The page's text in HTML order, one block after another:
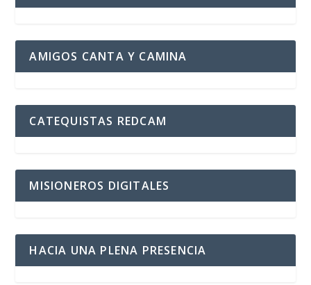
AMIGOS CANTA Y CAMINA
CATEQUISTAS REDCAM
MISIONEROS DIGITALES
HACIA UNA PLENA PRESENCIA